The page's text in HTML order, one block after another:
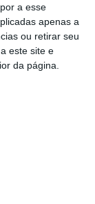
a esse
apenas a
ou retirar seu
este site e
da página.